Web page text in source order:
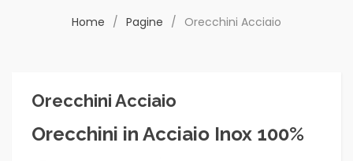
Home / Pagine / Orecchini Acciaio
Orecchini Acciaio
Orecchini in Acciaio Inox 100%